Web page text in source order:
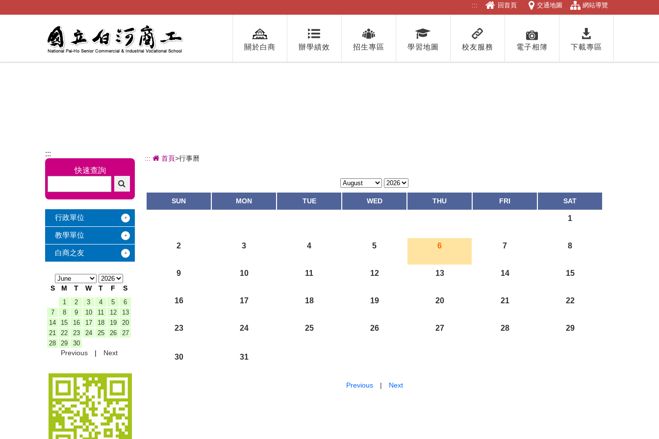
到
::: 回首頁 交通地圖 網站導覽
關於白商 辦學績效 招生專區 學習地圖 校友服務 電子相簿 下載專區
:::
快速查詢
行政單位
教學單位
白商之友
S M T W T F S
1 2 3 4 5
6
7
8 9 10 11 12
13
14
15 16 17 18 19
20
21
22 23 24 25 26
27
28
29 30
Previous| Next
::: 首頁>行事曆
SUN MON TUE WED THU FRI SAT
1
2 3 4 5 6 7 8
9 10 11 12 13 14 15
16 17 18 19 20 21 22
23 24 25 26 27 28 29
30 31
Previous| Next